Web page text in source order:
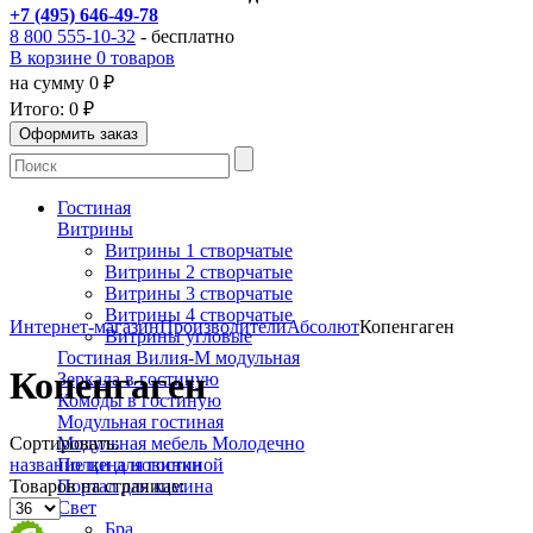
+7 (495) 646-49-78
8 800 555-10-32 - бесплатно
В корзине 0 товаров
на сумму 0 ₽
Итого: 0 ₽
Гостиная
Витрины
Витрины 1 створчатые
Витрины 2 створчатые
Витрины 3 створчатые
Витрины 4 створчатые
Витрины угловые
Гостиная Вилия-М модульная
Зеркала в гостиную
Комоды в гостиную
Модульная гостиная
Модульная мебель Молодечно
Полки для гостиной
Портал для камина
Свет
Интернет-магазинПроизводителиАбсолютКопенгаген
Копенгаген
Сортировать:
название цена новинки
Товаров на странице: